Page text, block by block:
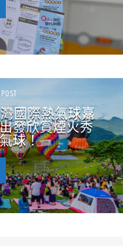
國際熱氣球嘉
發欣賞煙火秀
球！